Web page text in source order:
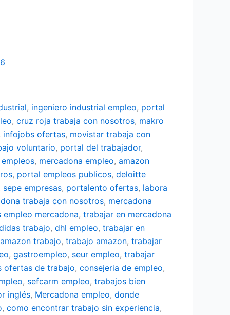
, ingeniero industrial empleo, portal
, cruz roja trabaja con nosotros, makro
infojobs ofertas, movistar trabaja con
voluntario, portal del trabajador,
, mercadona empleo, amazon
, portal empleos publicos, deloitte
sepe empresas, portalento ofertas, labora
trabaja con nosotros, mercadona
empleo mercadona, trabajar en mercadona
trabajo, dhl empleo, trabajar en
amazon trabajo, trabajo amazon, trabajar
, gastroempleo, seur empleo, trabajar
ofertas de trabajo, consejeria de empleo,
, sefcarm empleo, trabajos bien
inglés, Mercadona empleo, donde
, como encontrar trabajo sin experiencia,